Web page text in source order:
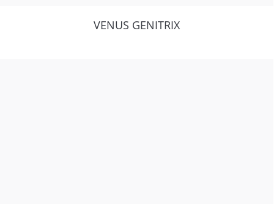
VENUS GENITRIX